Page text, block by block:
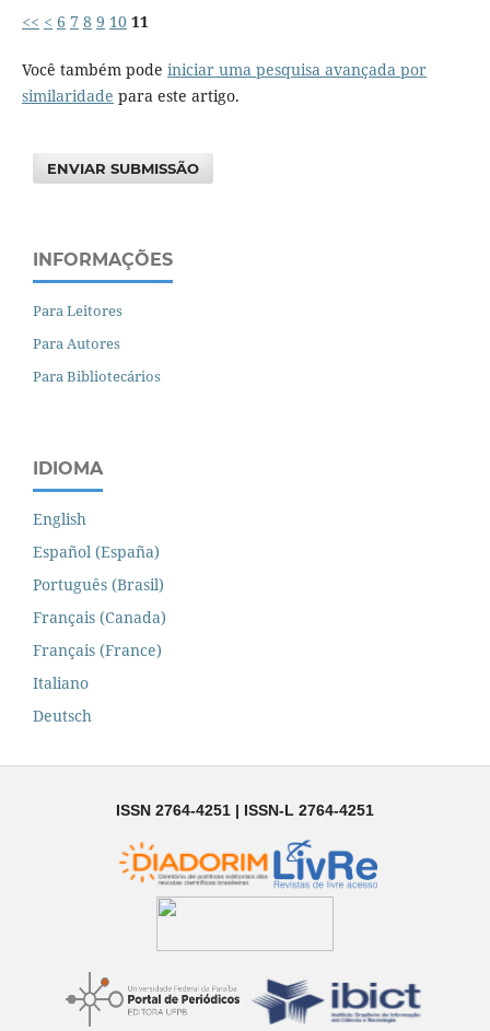
<< < 6 7 8 9 10 11
Você também pode iniciar uma pesquisa avançada por
similaridade para este artigo.
ENVIAR SUBMISSÃO
INFORMAÇÕES
Para Leitores
Para Autores
Para Bibliotecários
IDIOMA
English
Español (España)
Português (Brasil)
Français (Canada)
Français (France)
Italiano
Deutsch
ISSN 2764-4251 | ISSN-L 2764-4251